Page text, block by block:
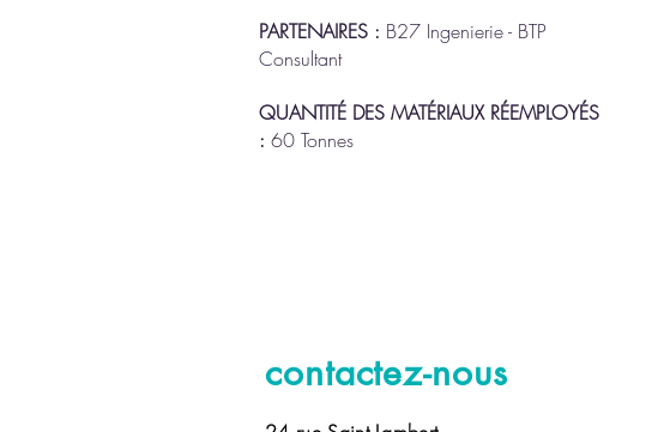
PARTENAIRES : B27 Ingenierie - BTP
Consultant
QUANTITÉ DES MATÉRIAUX RÉEMPLOYÉS
: 60 Tonnes
contactez-nous